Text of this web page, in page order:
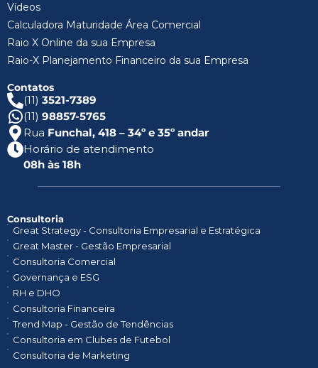
Vídeos
Calculadora Maturidade Área Comercial
Raio X Online da sua Empresa
Raio-X Planejamento Financeiro da sua Empresa
Contatos
(11) 3521-7389
(11) 98857-5765
Rua Funchal, 418 – 34º e 35º andar
Horário de atendimento
08h às 18h
Consultoria
Great Strategy - Consultoria Empresarial e Estratégica
Great Master - Gestão Empresarial
Consultoria Comercial
Governança e ESG
RH e DHO
Consultoria Financeira
Trend Map - Gestão de Tendências
Consultoria em Clubes de Futebol
Consultoria de Marketing